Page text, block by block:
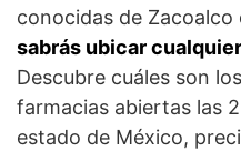
conocidas de Zacoalco
sabrás ubicar
Descubre cuáles son
farmacias abiertas las
estado de México,